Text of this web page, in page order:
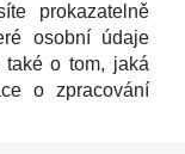
prokazatelně
osobní údaje
o tom, jaká
o zpracování